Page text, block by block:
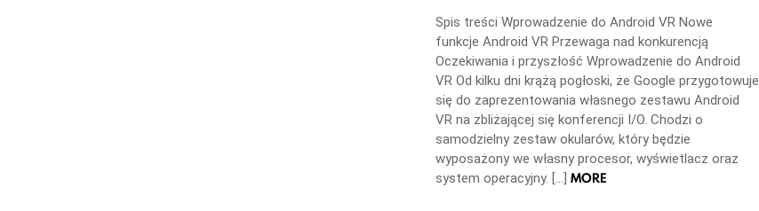
Spis treści Wprowadzenie do Android VR Nowe
funkcje Android VR Przewaga nad konkurencją
Oczekiwania i przyszłość Wprowadzenie do Android
VR Od kilku dni krążą pogłoski, że Google przygotowuje
się do zaprezentowania własnego zestawu Android
VR na zbliżającej się konferencji I/O. Chodzi o
samodzielny zestaw okularów, który będzie
wyposażony we własny procesor, wyświetlacz oraz
system operacyjny. […] MORE